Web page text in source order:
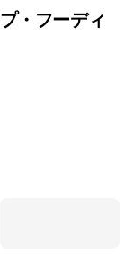
・フーディ